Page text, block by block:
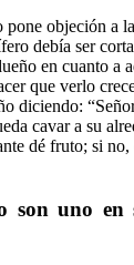
objeción a
debía ser
en cuanto a
que verlo
diciendo:
cavar a su
dé fruto; si
son uno en